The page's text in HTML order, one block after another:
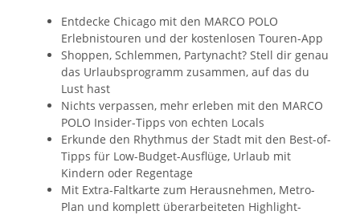
Entdecke Chicago mit den MARCO POLO
Erlebnistouren und der kostenlosen Touren-App
Shoppen, Schlemmen, Partynacht? Stell dir genau
das Urlaubsprogramm zusammen, auf das du
Lust hast
Nichts verpassen, mehr erleben mit den MARCO
POLO Insider-Tipps von echten Locals
Erkunde den Rhythmus der Stadt mit den Best-of-
Tipps für Low-Budget-Ausflüge, Urlaub mit
Kindern oder Regentage
Mit Extra-Faltkarte zum Herausnehmen, Metro-
Plan und komplett überarbeiteten Highlight-